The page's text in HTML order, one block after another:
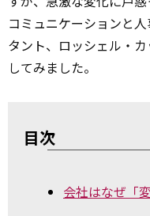
コミュニケーションと
タント、ロッシェル・
してみました。
目次
会社はなぜ「